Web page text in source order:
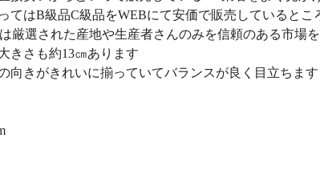
てはB級品C級品をWEBにて安価で販売しているとこ
厳選された産地や生産者さんのみを信頼のある市場
きさも約13㎝あります
向きがきれいに揃っていてバランスが良く目立ちます